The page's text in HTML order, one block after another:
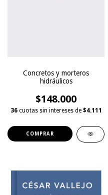
Concretos y morteros
hidráulicos
$148.000
36 cuotas sin intereses de $4.111